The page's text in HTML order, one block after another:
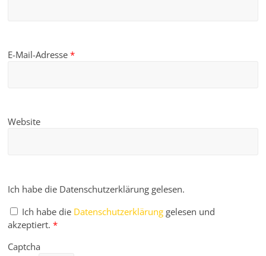
E-Mail-Adresse*
Website
Ich habe die Datenschutzerklärung gelesen.
Ich habe die Datenschutzerklärung gelesen und
akzeptiert. *
Captcha